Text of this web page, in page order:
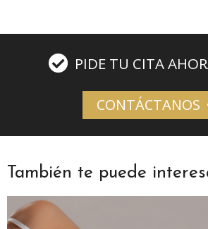
PIDE TU CITA
CONTÁCTANOS
También te puede